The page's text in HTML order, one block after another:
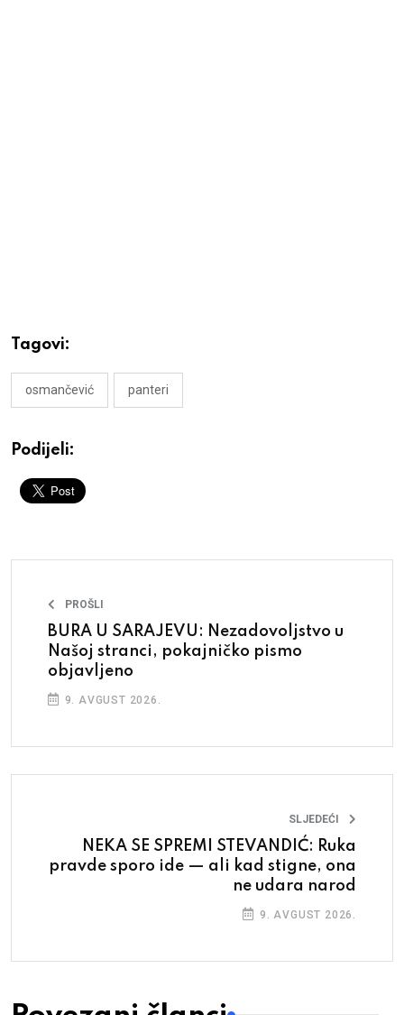
Tagovi:
osmančević panteri
Podijeli:
PROŠLI
BURA U SARAJEVU: Nezadovoljstvo u
Našoj stranci, pokajničko pismo
objavljeno
9. AVGUST 2026.
SLJEDEĆI
NEKA SE SPREMI STEVANDIĆ: Ruka
pravde sporo ide — ali kad stigne, ona
ne udara narod
9. AVGUST 2026.